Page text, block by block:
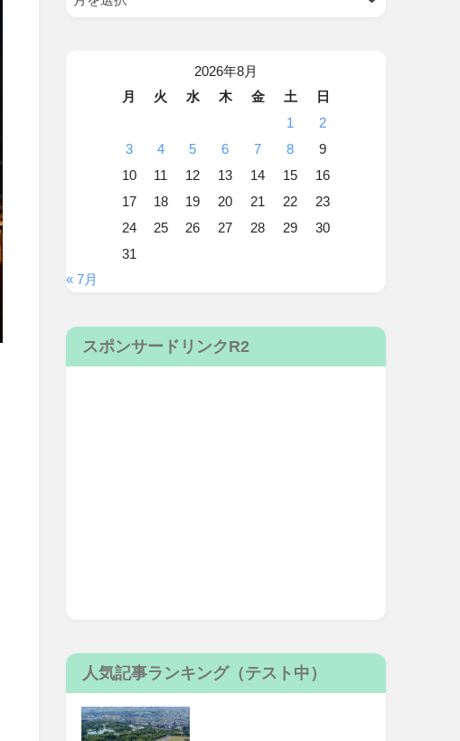
2026年8月
月
火 水 木 金 土
日
1
2
3
4 5 6 7 8
9
10
11 12 13 14 15
16
17
18 19 20 21 22
23
24
25 26 27 28 29
30
31
« 7月
スポンサードリンクR2
人気記事ランキング（テスト中）